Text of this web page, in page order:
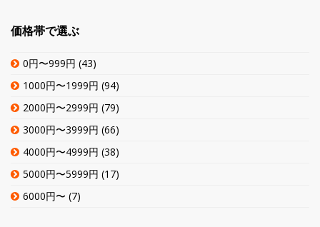
価格帯で選ぶ
0円〜999円 (43)
1000円〜1999円 (94)
2000円〜2999円 (79)
3000円〜3999円 (66)
4000円〜4999円 (38)
5000円〜5999円 (17)
6000円〜 (7)